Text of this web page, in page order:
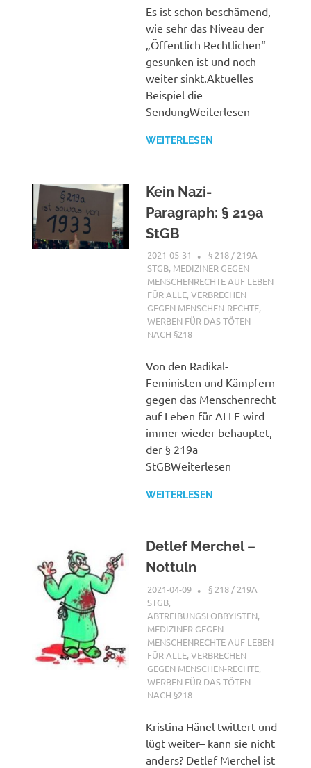
Es ist schon beschämend,
wie sehr das Niveau der
„Öffentlich Rechtlichen“
gesunken ist und noch
weiter sinkt.Aktuelles
Beispiel die
SendungWeiterlesen
WEITERLESEN
Kein Nazi-
Paragraph: § 219a
StGB
2021-05-31 XX
§ 218 / 219A
STGB, MEDIZINER GEGEN
MENSCHENRECHTE AUF LEBEN
FÜR ALLE,VERBRECHEN
GEGEN MENSCHEN-RECHTE,
WERBEN FÜR DAS TÖTEN
NACH §218
Von den Radikal-
Feministen und Kämpfern
gegen das Menschenrecht
auf Leben für ALLE wird
immer wieder behauptet,
der § 219a
StGBWeiterlesen
WEITERLESEN
Detlef Merchel –
Nottuln
2021-04-09 XX
§ 218 / 219A
STGB,
ABTREIBUNGSLOBBYISTEN,
MEDIZINER GEGEN
MENSCHENRECHTE AUF LEBEN
FÜR ALLE,VERBRECHEN
GEGEN MENSCHEN-RECHTE,
WERBEN FÜR DAS TÖTEN
NACH §218
Kristina Hänel twittert und
lügt weiter– kann sie nicht
anders? Detlef Merchel ist